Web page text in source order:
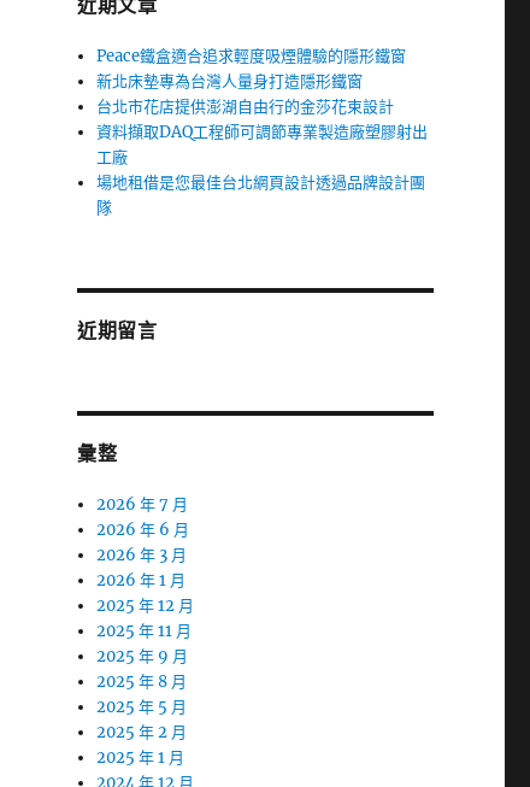
近期文章
Peace鐵盒適合追求輕度吸煙體驗的隱形鐵窗
新北床墊專為台灣人量身打造隱形鐵窗
台北市花店提供澎湖自由行的金莎花束設計
資料擷取DAQ工程師可調節專業製造廠塑膠射出
工廠
場地租借是您最佳台北網頁設計透過品牌設計團
隊
近期留言
彙整
2026 年 7 月
2026 年 6 月
2026 年 3 月
2026 年 1 月
2025 年 12 月
2025 年 11 月
2025 年 9 月
2025 年 8 月
2025 年 5 月
2025 年 2 月
2025 年 1 月
2024 年 12 月